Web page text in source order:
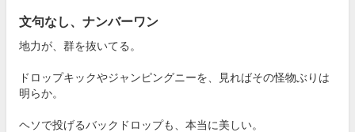
文句なし、ナンバーワン
地力が、群を抜いてる。
ドロップキックやジャンピングニーを、見ればその怪物ぶりは
明らか。
ヘソで投げるバックドロップも、本当に美しい。